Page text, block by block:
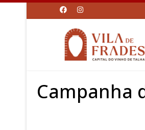
Campanha